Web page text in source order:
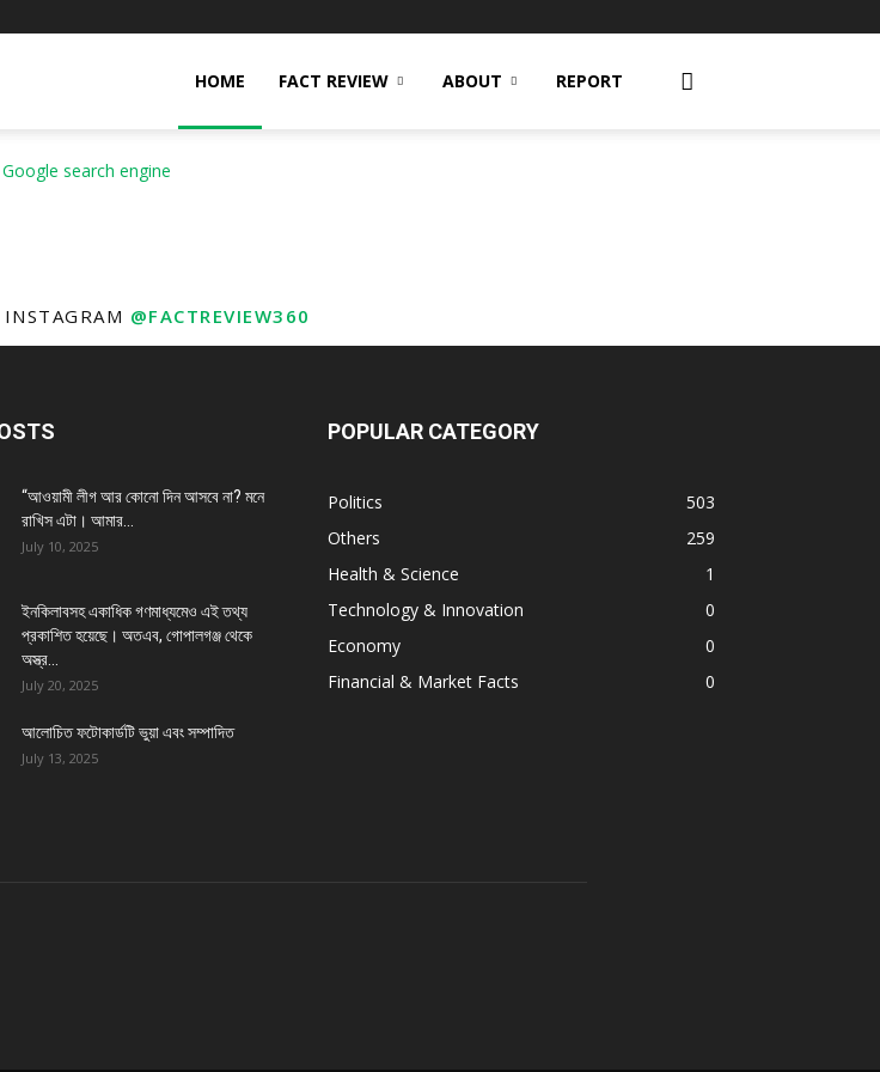
HOME FACT REVIEW ABOUT REPORT
@FACTREVIEW360
“আওয়ামী লীগ আর কোনো দিন আসবে না? মনে
রাখিস এটা। আমার...
July 10, 2025
ইনকিলাবসহ একাধিক গণমাধ্যমেও এই তথ্য
প্রকাশিত হয়েছে। অতএব, গোপালগঞ্জ থেকে
অস্ত্র...
July 20, 2025
আলোচিত ফটোকার্ডটি ভুয়া এবং সম্পাদিত
July 13, 2025
POPULAR CATEGORY
Politics
503
Others
259
Health & Science
1
Technology & Innovation
0
Economy
0
Financial & Market Facts
0